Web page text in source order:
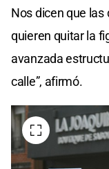
Nos dicen que
quieren quitar la
avanzada
calle”, afirmó.